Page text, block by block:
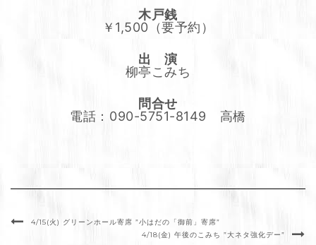
木戸銭
￥1,500（要予約）
出 演
柳亭こみち
問合せ
電話：090-5751-8149 高橋
4/15(火) グリーンホール寄席 ”小はだの「御前」寄席”
4/18(金) 午後のこみち ”大ネタ強化デー”